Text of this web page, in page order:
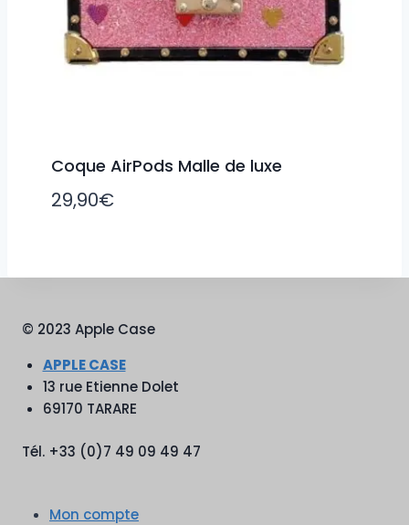
Coque AirPods Malle de luxe
29,90€
© 2023 Apple Case
APPLE CASE
13 rue Etienne Dolet
69170 TARARE
Tél. +33 (0)7 49 09 49 47
Mon compte